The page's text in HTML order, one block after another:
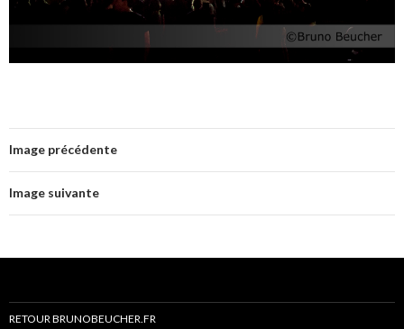
Image précédente
Image suivante
RETOUR BRUNOBEUCHER.FR